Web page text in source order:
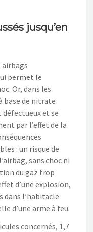
jusqu’en
airbags
permet le
Or, dans les
base de nitrate
défectueux et se
par l’effet de la
: un risque de
sans choc ni
du gaz trop
d’une explosion,
dans l’habitacle
d’une arme à feu.
concernés, 1,7